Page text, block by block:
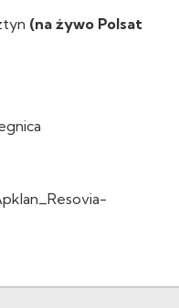
(na żywo Polsat